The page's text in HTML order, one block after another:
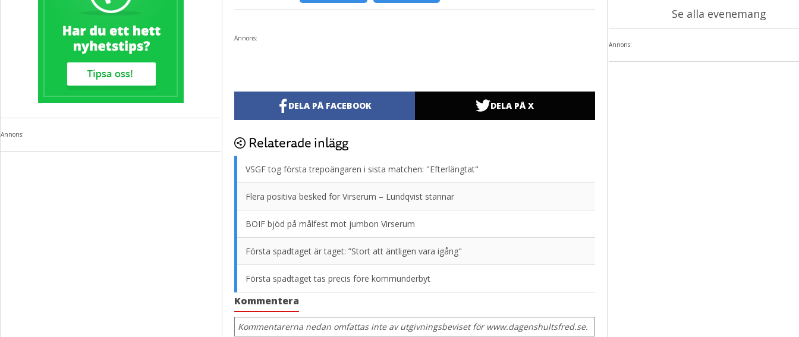
Annons:
Annons:
DELA PÅ FACEBOOK DELA PÅ X
Relaterade inlägg
VSGF tog första trepoängaren i sista matchen: "Efterlängtat"
Flera positiva besked för Virserum – Lundqvist stannar
BOIF bjöd på målfest mot jumbon Virserum
Första spadtaget är taget: ”Stort att äntligen vara igång"
Första spadtaget tas precis före kommunderbyt
Kommentera
Kommentarerna nedan omfattas inte av utgivningsbeviset för www.dagenshultsfred.se.
Se alla evenemang
Annons: